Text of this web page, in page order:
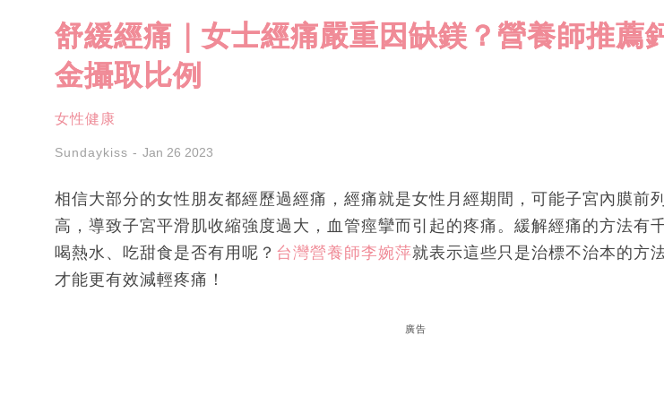
舒緩經痛｜女士經痛嚴重因缺鎂？營養師推薦
金攝取比例
女性健康
Sundaykiss Jan 26 2023
相信大部分的女性朋友都經歷過經痛，經痛就是女性月經期間，可能子宮內膜前
高，導致子宮平滑肌收縮強度過大，血管痙攣而引起的疼痛。緩解經痛的方法有
喝熱水、吃甜食是否有用呢？ 台灣營養師李婉萍就表示這些只是治標不治本的方
才能更有效減輕疼痛！
廣告